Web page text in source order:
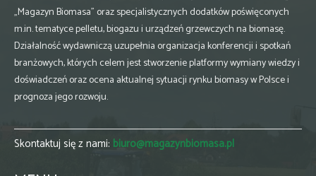
„Magazyn Biomasa” oraz specjalistycznych dodatków poświęconych
m.in. tematyce pelletu, biogazu i urządzeń grzewczych na biomasę.
Działalność wydawniczą uzupełnia organizacja konferencji i spotkań
branżowych, których celem jest stworzenie platformy wymiany wiedzy i
doświadczeń oraz ocena aktualnej sytuacji rynku biomasy w Polsce i
prognoza jego rozwoju.
Skontaktuj się z nami: biuro@magazynbiomasa.pl